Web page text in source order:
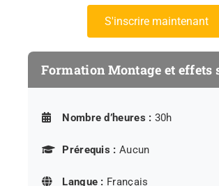
s'inscrire maintenant
Formation Montage et effets
Nombre d’heures : 30h
Prérequis : Aucun
Langue : Français